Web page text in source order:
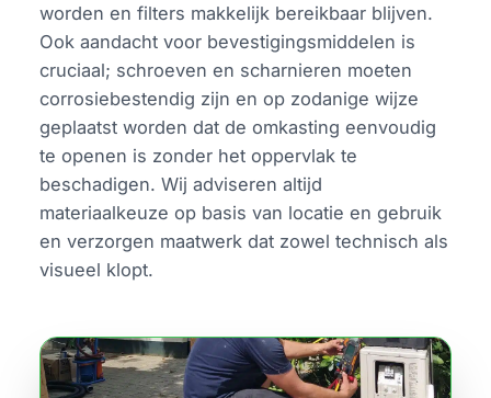
worden en filters makkelijk bereikbaar blijven.
Ook aandacht voor bevestigingsmiddelen is
cruciaal; schroeven en scharnieren moeten
corrosiebestendig zijn en op zodanige wijze
geplaatst worden dat de omkasting eenvoudig
te openen is zonder het oppervlak te
beschadigen. Wij adviseren altijd
materiaalkeuze op basis van locatie en gebruik
en verzorgen maatwerk dat zowel technisch als
visueel klopt.